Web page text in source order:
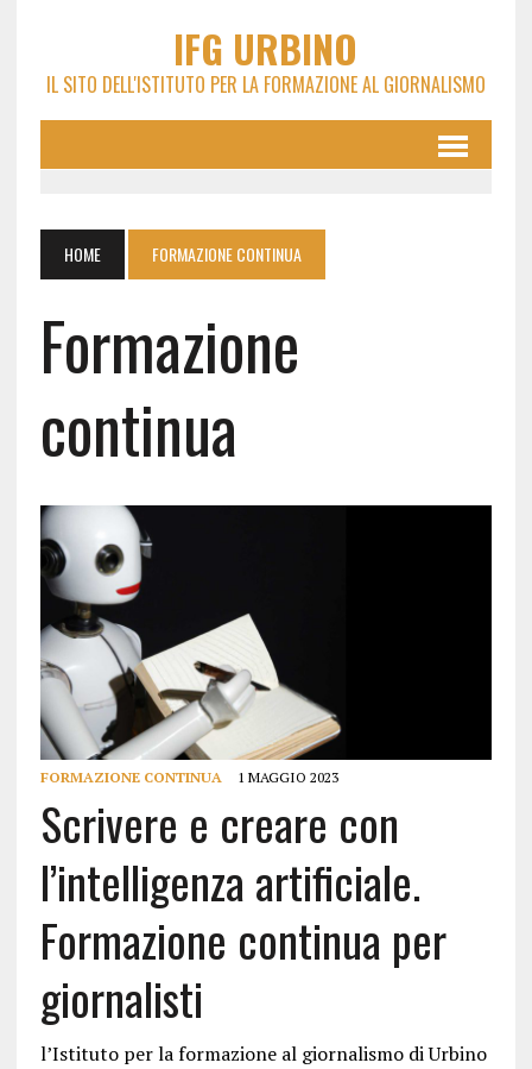
IFG URBINO
IL SITO DELL'ISTITUTO PER LA FORMAZIONE AL GIORNALISMO
HOME FORMAZIONE CONTINUA
Formazione
continua
FORMAZIONE CONTINUA 1 MAGGIO 2023
Scrivere e creare con
l’intelligenza artificiale.
Formazione continua per
giornalisti
l’Istituto per la formazione al giornalismo di Urbino